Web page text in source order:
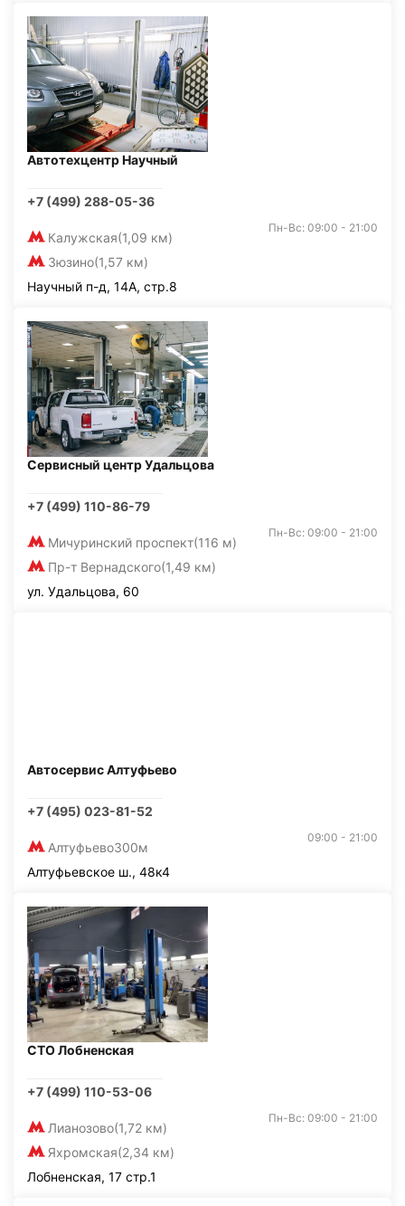
Автотехцентр Научный
+7 (499) 288-05-36
Калужская(1,09 км)
Зюзино(1,57 км)
Пн-Вс: 09:00 - 21:00
Научный п-д, 14А, стр.8
Сервисный центр Удальцова
+7 (499) 110-86-79
Мичуринский проспект(116 м)
Пр-т Вернадского(1,49 км)
Пн-Вс: 09:00 - 21:00
ул. Удальцова, 60
Автосервис Алтуфьево
+7 (495) 023-81-52
Алтуфьево300м
09:00 - 21:00
Алтуфьевское ш., 48к4
СТО Лобненская
+7 (499) 110-53-06
Лианозово(1,72 км)
Яхромская(2,34 км)
Пн-Вс: 09:00 - 21:00
Лобненская, 17 стр.1